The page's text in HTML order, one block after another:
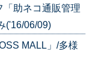
「助ネコ通販管理
('16/06/09)
MALL」/多様